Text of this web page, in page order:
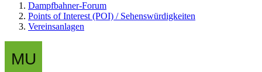
Dampfbahner-Forum
Points of Interest (POI) / Sehenswürdigkeiten
Vereinsanlagen